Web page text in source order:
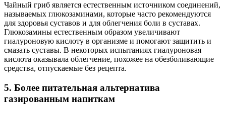
Чайный гриб является естественным источником соединений,
называемых глюкозаминами, которые часто рекомендуются
для здоровья суставов и для облегчения боли в суставах.
Глюкозамины естественным образом увеличивают
гиалуроновую кислоту в организме и помогают защитить и
смазать суставы. В некоторых испытаниях гиалуроновая
кислота оказывала облегчение, похожее на обезболивающие
средства, отпускаемые без рецепта.
5. Более питательная альтернатива
газированным напиткам